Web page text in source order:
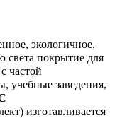
экологичное,
света покрытие для
частой
учебные заведения,
изготавливается